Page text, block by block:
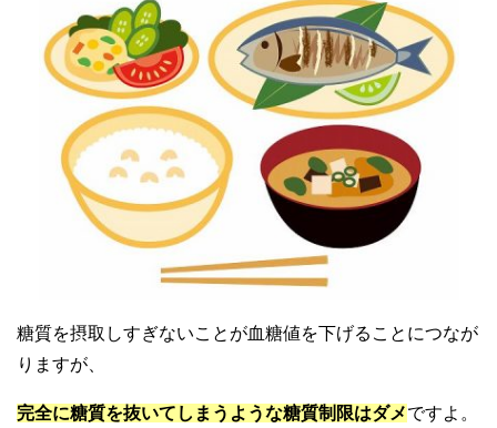
糖質を摂取しすぎないことが血糖値を下げることにつなが
りますが、
完全に糖質を抜いてしまうような糖質制限はダメですよ。